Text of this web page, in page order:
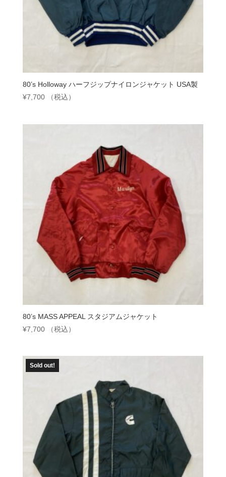
80’s Holloway ハーフジップナイロンジャケット USA製
¥7,700 （税込）
80’s MASS APPEAL スタジアムジャケット
¥7,700 （税込）
Sold out!